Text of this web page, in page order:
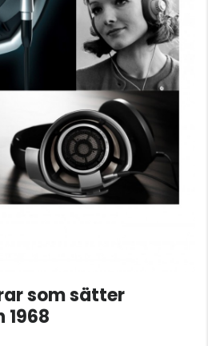
som sätter